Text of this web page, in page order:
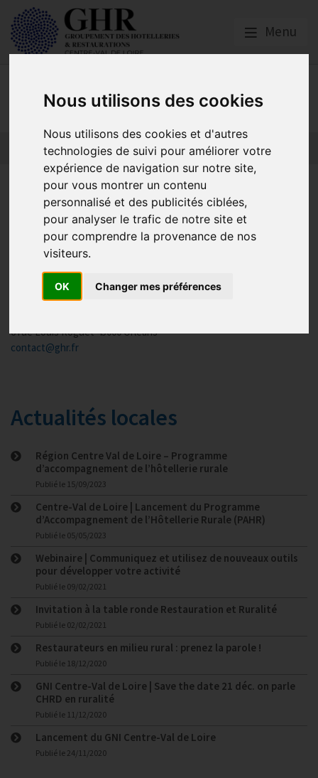
Nous utilisons des cookies
Nous utilisons des cookies et d'autres
technologies de suivi pour améliorer votre
expérience de navigation sur notre site,
pour vous montrer un contenu
personnalisé et des publicités ciblées,
pour analyser le trafic de notre site et
pour comprendre la provenance de nos
visiteurs.
OK Changer mes préférences
Menu
GHR Centre-Val de Loire
Coordonnées des bureaux du
GHR Centre-Val de Loire
GHR Centre-Val de Loire
23/10/2020
6 rue Louis Roguet 45000 Orléans
contact@ghr.fr
Actualités locales
Région Centre Val de Loire – Programme
d’accompagnement de l’hôtellerie rurale
Publié le 15/09/2023
Centre-Val de Loire | Lancement du Programme
d’Accompagnement de l’Hôtellerie Rurale (PAHR)
Publié le 05/05/2023
Webinaire | Communiquez et utilisez de nouveaux outils
pour développer votre activité
Publié le 09/02/2021
Invitation à la table ronde Restauration et Ruralité
Publié le 02/02/2021
Restaurateurs en milieu rural : prenez la parole !
Publié le 18/12/2020
GNI Centre-Val de Loire | Save the date 21 déc. on parle
CHRD en ruralité
Publié le 11/12/2020
Lancement du GNI Centre-Val de Loire
Publié le 24/11/2020